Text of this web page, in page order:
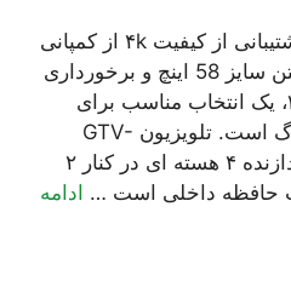
یک تلویزیون هوشمند با پشتیبانی از کیفیت ۴k از کمپانی
جی پلاس است که با داشتن سایز 58 اینچ و برخورداری
از رزولوشن ۲۱۶۰ × ۳۸۴۰، یک انتخاب مناسب برای
استفاده در سالن های بزرگ است. تلویزیون GTV-
58PU724S دارای یک پردازنده ۴ هسته ای در کنار ۲
ادامه